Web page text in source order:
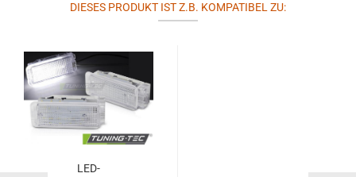
DIESES PRODUKT IST Z.B. KOMPATIBEL ZU:
LED-